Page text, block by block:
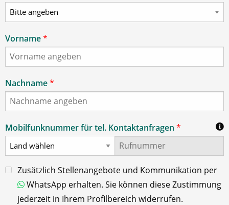
Vorname*
Nachname*
Mobilfunknummer für tel. Kontaktanfragen *
Zusätzlich Stellenangebote und Kommunikation per
WhatsApp erhalten. Sie können diese Zustimmung
jederzeit in Ihrem Profilbereich widerrufen.